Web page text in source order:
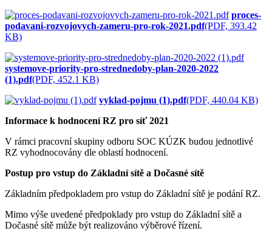
proces-
podavani-rozvojovych-zameru-pro-rok-2021.pdf(PDF, 393.42
KB)
systemove-priority-pro-strednedoby-plan-2020-2022
(1).pdf(PDF, 452.1 KB)
vyklad-pojmu (1).pdf(PDF, 440.04 KB)
Informace k hodnocení RZ pro síť 2021
V rámci pracovní skupiny odboru SOC KÚZK budou jednotlivé
RZ vyhodnocovány dle oblastí hodnocení.
Postup pro vstup do Základní sítě a Dočasné sítě
Základním předpokladem pro vstup do Základní sítě je podání RZ.
Mimo výše uvedené předpoklady pro vstup do Základní sítě a
Dočasné sítě může být realizováno výběrové řízení.